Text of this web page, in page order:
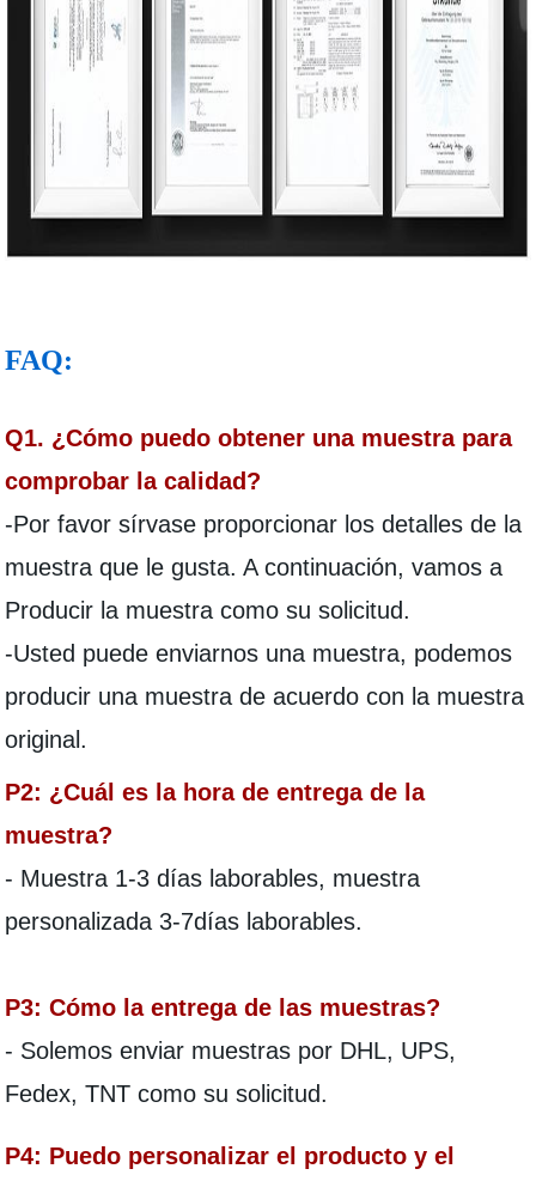
FAQ:
Q1. ¿Cómo puedo obtener una muestra para
comprobar la calidad?
-Por favor sírvase proporcionar los detalles de la
muestra que le gusta. A continuación, vamos a
Producir la muestra como su solicitud.
-Usted puede enviarnos una muestra, podemos
producir una muestra de acuerdo con la muestra
original.
P2: ¿Cuál es la hora de entrega de la
muestra?
- Muestra 1-3 días laborables, muestra
personalizada 3-7días laborables.
P3: Cómo la entrega de las muestras?
- Solemos enviar muestras por DHL, UPS,
Fedex, TNT como su solicitud.
P4: Puedo personalizar el producto y el